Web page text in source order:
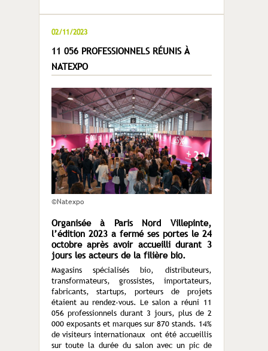
02/11/2023
11 056 PROFESSIONNELS RÉUNIS À
NATEXPO
©Natexpo
Organisée à Paris Nord Villepinte,
l’édition 2023 a fermé ses portes le 24
octobre après avoir accueilli durant 3
jours les acteurs de la filière bio.
Magasins spécialisés bio, distributeurs,
transformateurs, grossistes, importateurs,
fabricants, startups, porteurs de projets
étaient au rendez-vous. Le salon a réuni 11
056 professionnels durant 3 jours, plus de 2
000 exposants et marques sur 870 stands. 14%
de visiteurs internationaux ont été accueillis
sur toute la durée du salon avec un pic de